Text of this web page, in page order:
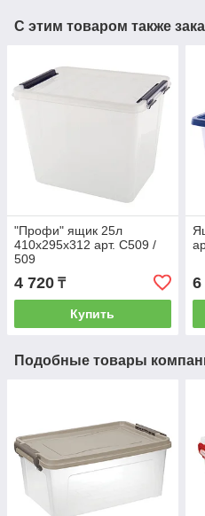
С этим товаром также
"Профи" ящик 25л
410х295х312 арт. С509 /
509
4 720 ₸
Купить
6
Подобные товары